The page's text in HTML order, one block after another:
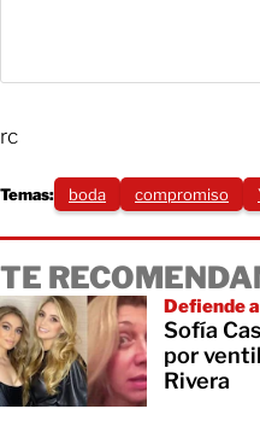
rc
Temas: boda compromiso
TE
Defiende
Sofía
por
Rivera